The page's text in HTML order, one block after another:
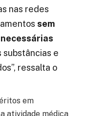
nas redes
sem
substâncias e
ressalta o
em
atividade médica